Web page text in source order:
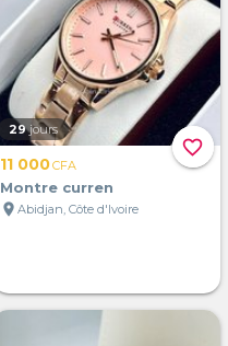
favorite_border
29 jours
11 000CFA
Montre curren
location_on Abidjan, Côte d'Ivoire